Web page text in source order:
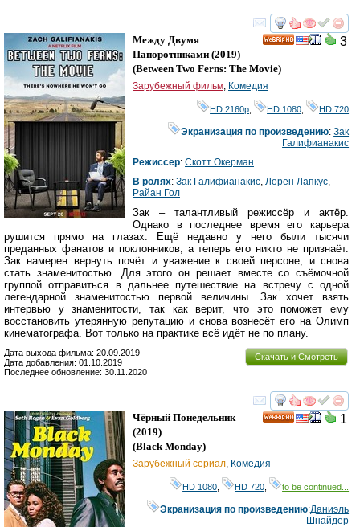
смотреть
3
Между Двумя
Папоротниками (2019)
(Between Two Ferns: The Movie)
Зарубежный фильм, Комедия
HD 2160р HD 1080 HD 720
Экранизация по произведению:Зак
Галифианакис
Режиссер: Скотт Окерман
В ролях: Зак Галифианакис, Лорен Лапкус,
Райан Гол
Зак – талантливый режиссёр и актёр.
Однако в последнее время его карьера
рушится прямо на глазах. Ещё недавно у него были тысячи
преданных фанатов и поклонников, а теперь его никто не признаёт.
Зак намерен вернуть почёт и уважение к своей персоне, и снова
стать знаменитостью. Для этого он решает вместе со съёмочной
группой отправиться в дальнее путешествие на встречу с одной
легендарной знаменитостью первой величины. Зак хочет взять
интервью у знаменитости, так как верит, что это поможет ему
восстановить утерянную репутацию и снова вознесёт его на Олимп
кинематографа. Вот только на практике всё идёт не по плану.
Скачать и Смотреть
Дата выхода фильма: 20.09.2019
Дата добавления: 01.10.2019
Последнее обновление: 30.11.2020
смотреть
1
Чёрный Понедельник
(2019)
(Black Monday)
Зарубежный сериал Комедия
HD 1080 HD 720 to be continued...
Экранизация по произведению:Даниэль
Шнайдер